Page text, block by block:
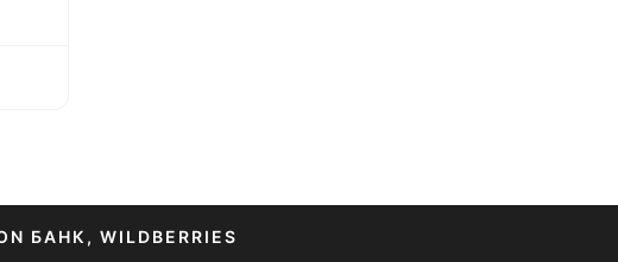
БАНК, WILDBERRIES